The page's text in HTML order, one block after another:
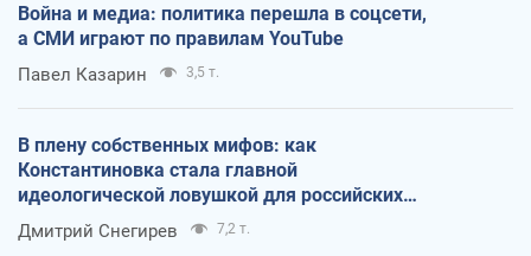
Война и медиа: политика перешла в соцсети,
а СМИ играют по правилам YouTube
Павел Казарин 3,5 т.
В плену собственных мифов: как
Константиновка стала главной
идеологической ловушкой для российских
оккупантов
Дмитрий Снегирев 7,2 т.